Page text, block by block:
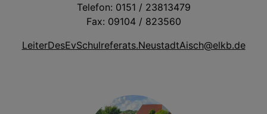
Telefon: 0151 / 23813479
Fax: 09104 / 823560
LeiterDesEvSchulreferats.NeustadtAisch@elkb.de